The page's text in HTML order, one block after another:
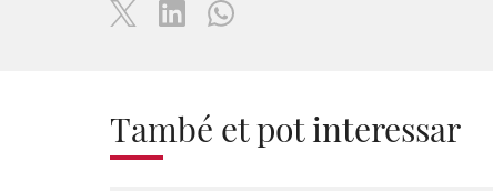
També et pot interessar